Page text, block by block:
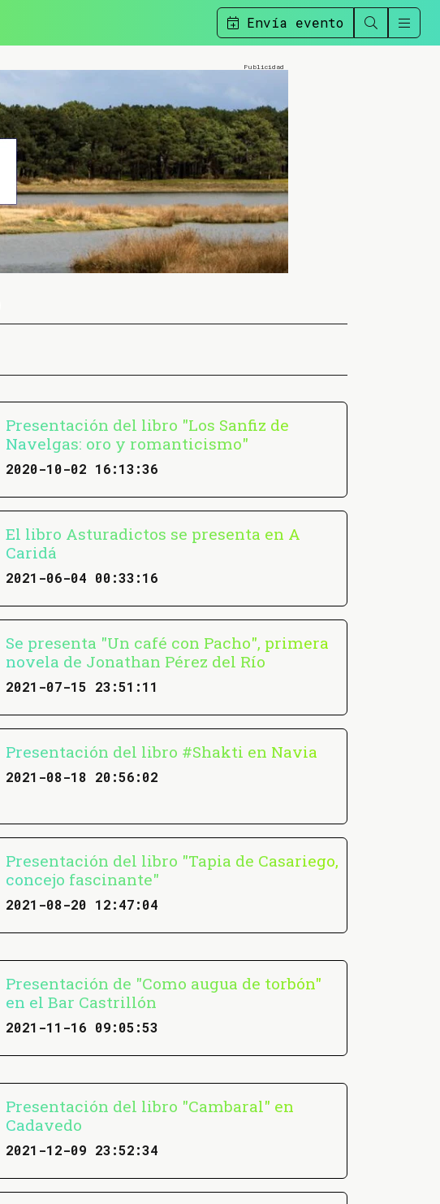
Envía evento
Presentación del libro "Los Sanfiz de
Navelgas: oro y romanticismo"
2020-10-02 16:13:36
El libro Asturadictos se presenta en A
Caridá
2021-06-04 00:33:16
Se presenta "Un café con Pacho", primera
novela de Jonathan Pérez del Río
2021-07-15 23:51:11
Presentación del libro #Shakti en Navia
2021-08-18 20:56:02
Presentación del libro "Tapia de Casariego,
concejo fascinante"
2021-08-20 12:47:04
Presentación de "Como augua de torbón"
en el Bar Castrillón
2021-11-16 09:05:53
Presentación del libro "Cambaral" en
Cadavedo
2021-12-09 23:52:34